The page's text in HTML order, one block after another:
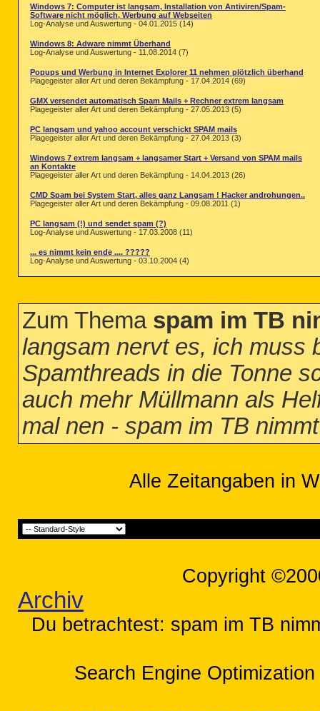
Windows 7: Computer ist langsam, Installation von Antiviren/Spam-
Software nicht möglich, Werbung auf Webseiten
Log-Analyse und Auswertung - 04.01.2015 (14)
Windows 8: Adware nimmt Überhand
Log-Analyse und Auswertung - 11.08.2014 (7)
Popups und Werbung in Internet Explorer 11 nehmen plötzlich überhand
Plagegeister aller Art und deren Bekämpfung - 17.04.2014 (69)
GMX versendet automatisch Spam Mails + Rechner extrem langsam
Plagegeister aller Art und deren Bekämpfung - 27.05.2013 (5)
PC langsam und yahoo account verschickt SPAM mails
Plagegeister aller Art und deren Bekämpfung - 27.04.2013 (3)
Windows 7 extrem langsam + langsamer Start + Versand von SPAM mails
an Kontakte
Plagegeister aller Art und deren Bekämpfung - 14.04.2013 (26)
CMD Spam bei System Start, alles ganz Langsam ! Hacker androhungen..
Plagegeister aller Art und deren Bekämpfung - 09.08.2011 (1)
PC langsam (!) und sendet spam (?)
Log-Analyse und Auswertung - 17.03.2008 (11)
... es nimmt kein ende .... ?????
Log-Analyse und Auswertung - 03.10.2004 (4)
Zum Thema spam im TB
langsam nervt es, ich muss
Spamthreads in die Tonne
auch mehr Müllmann als
mal nen - spam im TB
Alle Zeitangaben in
Copyright
Archiv
Du betrachtest: spam im TB
Search Engine